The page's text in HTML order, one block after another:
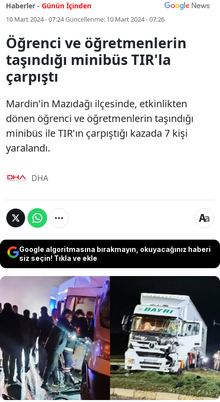
Haberler - Günün İçinden
10 Mart 2024 - 07:24Güncellenme: 10 Mart 2024 - 07:26
Öğrenci ve öğretmenlerin
taşındığı minibüs TIR'la
çarpıştı
Mardin'in Mazıdağı ilçesinde, etkinlikten
dönen öğrenci ve öğretmenlerin taşındığı
minibüs ile TIR'ın çarpıştığı kazada 7 kişi
yaralandı.
DHA
Google algoritmasına bırakmayın, okuyacağınız haberi
siz seçin! Tıkla ve ekle
Mardin'in Mazıdağı ilçesinde, etkinlikten
dönen öğrenci ve öğretmenlerin
taşındığı minibüs ile TIR'ın
çarpıştığı kazada 7 kişi yaralandı.